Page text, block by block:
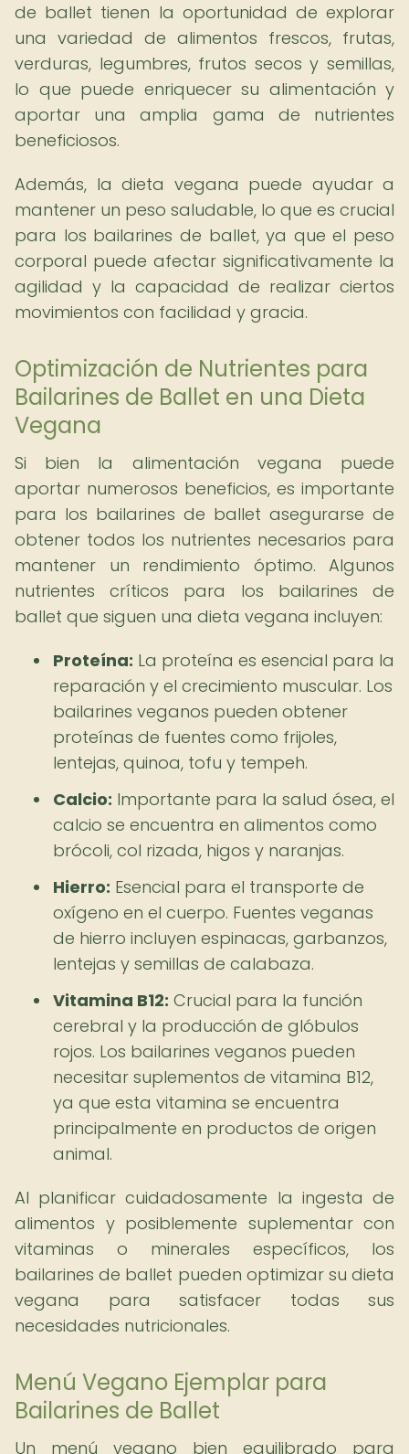
de ballet tienen la oportunidad de explorar
una variedad de alimentos frescos, frutas,
verduras, legumbres, frutos secos y semillas,
lo que puede enriquecer su alimentación y
aportar una amplia gama de nutrientes
beneficiosos.
Además, la dieta vegana puede ayudar a
mantener un peso saludable, lo que es crucial
para los bailarines de ballet, ya que el peso
corporal puede afectar significativamente la
agilidad y la capacidad de realizar ciertos
movimientos con facilidad y gracia.
Optimización de Nutrientes para
Bailarines de Ballet en una Dieta
Vegana
Si bien la alimentación vegana puede
aportar numerosos beneficios, es importante
para los bailarines de ballet asegurarse de
obtener todos los nutrientes necesarios para
mantener un rendimiento óptimo. Algunos
nutrientes críticos para los bailarines de
ballet que siguen una dieta vegana incluyen:
Proteína: La proteína es esencial para la
reparación y el crecimiento muscular. Los
bailarines veganos pueden obtener
proteínas de fuentes como frijoles,
lentejas, quinoa, tofu y tempeh.
Calcio: Importante para la salud ósea, el
calcio se encuentra en alimentos como
brócoli, col rizada, higos y naranjas.
Hierro: Esencial para el transporte de
oxígeno en el cuerpo. Fuentes veganas
de hierro incluyen espinacas, garbanzos,
lentejas y semillas de calabaza.
Vitamina B12: Crucial para la función
cerebral y la producción de glóbulos
rojos. Los bailarines veganos pueden
necesitar suplementos de vitamina B12,
ya que esta vitamina se encuentra
principalmente en productos de origen
animal.
Al planificar cuidadosamente la ingesta de
alimentos y posiblemente suplementar con
vitaminas o minerales específicos, los
bailarines de ballet pueden optimizar su dieta
vegana para satisfacer todas sus
necesidades nutricionales.
Menú Vegano Ejemplar para
Bailarines de Ballet
Un menú vegano bien equilibrado para